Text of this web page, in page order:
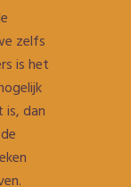
zelfs
is het
dan